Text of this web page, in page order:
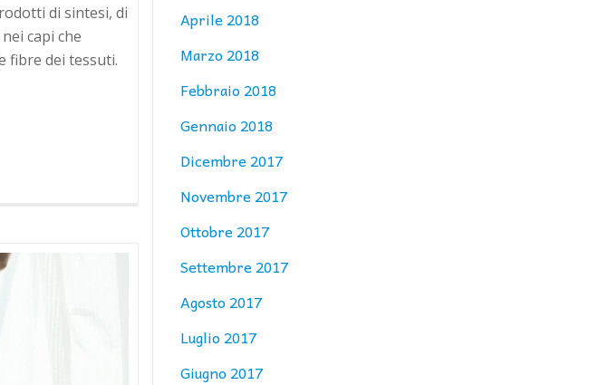
di sintesi, di
capi che
fibre dei tessuti.
Aprile 2018
Marzo 2018
Febbraio 2018
Gennaio 2018
Dicembre 2017
Novembre 2017
Ottobre 2017
Settembre 2017
Agosto 2017
Luglio 2017
Giugno 2017